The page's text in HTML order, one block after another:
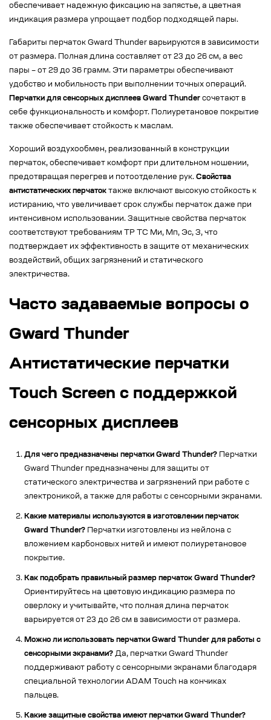
обеспечивает надежную фиксацию на запястье, а цветная
индикация размера упрощает подбор подходящей пары.
Габариты перчаток Gward Thunder варьируются в зависимости
от размера. Полная длина составляет от 23 до 26 см, а вес
пары – от 29 до 36 грамм. Эти параметры обеспечивают
удобство и мобильность при выполнении точных операций.
Перчатки для сенсорных дисплеев Gward Thunder сочетают в
себе функциональность и комфорт. Полиуретановое покрытие
также обеспечивает стойкость к маслам.
Хороший воздухообмен, реализованный в конструкции
перчаток, обеспечивает комфорт при длительном ношении,
предотвращая перегрев и потоотделение рук. Свойства
антистатических перчаток также включают высокую стойкость к
истиранию, что увеличивает срок службы перчаток даже при
интенсивном использовании. Защитные свойства перчаток
соответствуют требованиям ТР ТС Ми, Мп, Эс, З, что
подтверждает их эффективность в защите от механических
воздействий, общих загрязнений и статического
электричества.
Часто задаваемые вопросы о
Gward Thunder
Антистатические перчатки
Touch Screen с поддержкой
сенсорных дисплеев
Для чего предназначены перчатки Gward Thunder? Перчатки
Gward Thunder предназначены для защиты от
статического электричества и загрязнений при работе с
электроникой, а также для работы с сенсорными экранами.
Какие материалы используются в изготовлении перчаток
Gward Thunder? Перчатки изготовлены из нейлона с
вложением карбоновых нитей и имеют полиуретановое
покрытие.
Как подобрать правильный размер перчаток Gward Thunder?
Ориентируйтесь на цветовую индикацию размера по
оверлоку и учитывайте, что полная длина перчаток
варьируется от 23 до 26 см в зависимости от размера.
Можно ли использовать перчатки Gward Thunder для работы с
сенсорными экранами? Да, перчатки Gward Thunder
поддерживают работу с сенсорными экранами благодаря
специальной технологии ADAM Touch на кончиках
пальцев.
Какие защитные свойства имеют перчатки Gward Thunder?